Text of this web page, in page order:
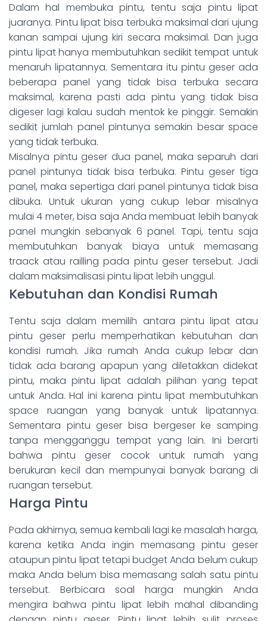
Dalam hal membuka pintu, tentu saja pintu lipat
juaranya. Pintu lipat bisa terbuka maksimal dari ujung
kanan sampai ujung kiri secara maksimal. Dan juga
pintu lipat hanya membutuhkan sedikit tempat untuk
menaruh lipatannya. Sementara itu pintu geser ada
beberapa panel yang tidak bisa terbuka secara
maksimal, karena pasti ada pintu yang tidak bisa
digeser lagi kalau sudah mentok ke pinggir. Semakin
sedikit jumlah panel pintunya semakin besar space
yang tidak terbuka.
Misalnya pintu geser dua panel, maka separuh dari
panel pintunya tidak bisa terbuka. Pintu geser tiga
panel, maka sepertiga dari panel pintunya tidak bisa
dibuka. Untuk ukuran yang cukup lebar misalnya
mulai 4 meter, bisa saja Anda membuat lebih banyak
panel mungkin sebanyak 6 panel. Tapi, tentu saja
membutuhkan banyak biaya untuk memasang
traack atau railling pada pintu geser tersebut. Jadi
dalam maksimalisasi pintu lipat lebih unggul.
Kebutuhan dan Kondisi Rumah
Tentu saja dalam memilih antara pintu lipat atau
pintu geser perlu memperhatikan kebutuhan dan
kondisi rumah. Jika rumah Anda cukup lebar dan
tidak ada barang apapun yang diletakkan didekat
pintu, maka pintu lipat adalah pilihan yang tepat
untuk Anda. Hal ini karena pintu lipat membutuhkan
space ruangan yang banyak untuk lipatannya.
Sementara pintu geser bisa bergeser ke samping
tanpa mengganggu tempat yang lain. Ini berarti
bahwa pintu geser cocok untuk rumah yang
berukuran kecil dan mempunyai banyak barang di
ruangan tersebut.
Harga Pintu
Pada akhirnya, semua kembali lagi ke masalah harga,
karena ketika Anda ingin memasang pintu geser
ataupun pintu lipat tetapi budget Anda belum cukup
maka Anda belum bisa memasang salah satu pintu
tersebut. Berbicara soal harga mungkin Anda
mengira bahwa pintu lipat lebih mahal dibanding